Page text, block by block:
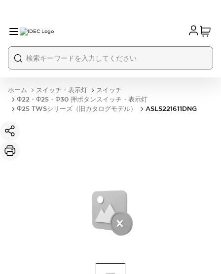
ホーム スイッチ・表示灯
スイッチ
Φ22・Φ25・Φ30 押ボタンスイッチ・表示灯
Φ25 TWSシリーズ（旧カタログモデル）
ASLS221611DNG